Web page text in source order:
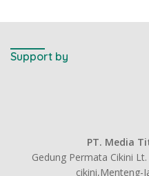
Support by
PT. Media
Gedung Permata Cikini
cikini,Menteng-